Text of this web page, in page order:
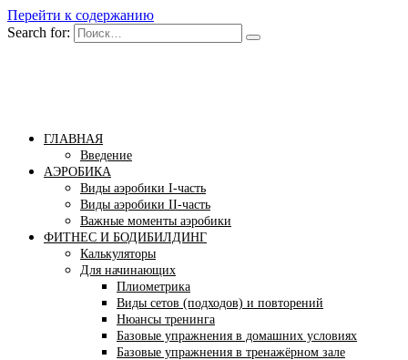
Перейти к содержанию
Search for:
ГЛАВНАЯ
Введение
АЭРОБИКА
Виды аэробики І-часть
Виды аэробики ІІ-часть
Важные моменты аэробики
ФИТНЕС И БОДИБИЛДИНГ
Калькуляторы
Для начинающих
Плиометрика
Виды сетов (подходов) и повторений
Нюансы тренинга
Базовые упражнения в домашних условиях
Базовые упражнения в тренажёрном зале